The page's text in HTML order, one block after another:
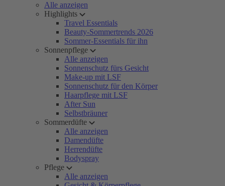
Alle anzeigen
Highlights
Travel Essentials
Beauty-Sommertrends 2026
Sommer-Essentials für ihn
Sonnenpflege
Alle anzeigen
Sonnenschutz fürs Gesicht
Make-up mit LSF
Sonnenschutz für den Körper
Haarpflege mit LSF
After Sun
Selbstbräuner
Sommerdüfte
Alle anzeigen
Damendüfte
Herrendüfte
Bodyspray
Pflege
Alle anzeigen